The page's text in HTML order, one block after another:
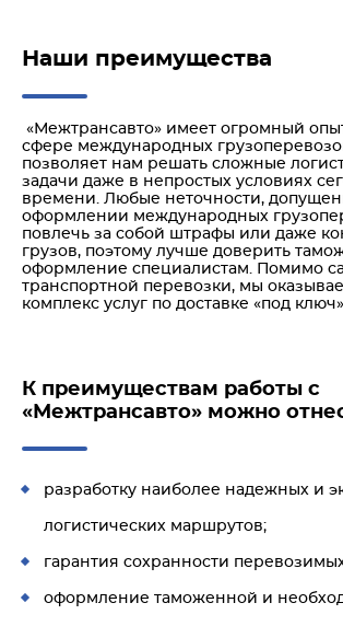
Наши преимущества
«Межтрансавто» имеет огромный
сфере международных
позволяет нам решать сложные
задачи даже в непростых условиях
времени. Любые неточности,
оформлении международных
повлечь за собой штрафы или даже
грузов, поэтому лучше доверить
оформление специалистам. Помимо
транспортной перевозки, мы
комплекс услуг по доставке «под
К преимуществам работы с
«Межтрансавто» можно
разработку наиболее надежных и
логистических маршрутов;
гарантия сохранности
оформление таможенной и